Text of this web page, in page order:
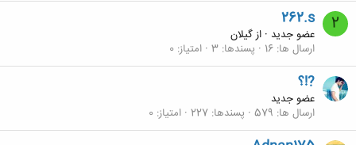
2
262.s
عضو جدید · ازگیلان
ارسال ها 16 پسندها 3 امتیاز 0
?!؟
عضو جدید
ارسال ها 579 پسندها 227 امتیاز 0